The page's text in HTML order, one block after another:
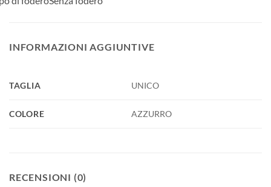
INFORMAZIONI AGGIUNTIVE
TAGLIA UNICO
COLORE AZZURRO
RECENSIONI (0)